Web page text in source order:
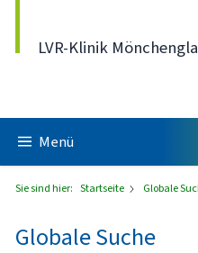
LVR-Klinik
Menü
Sie sind hier: Startseite Globale
Globale Suche